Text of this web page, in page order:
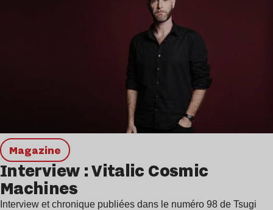
magazine
Interview : Vitalic Cosmic
Machines
Interview et chronique publiées dans le numéro 98 de Tsugi